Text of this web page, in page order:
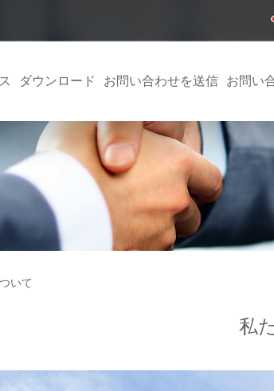
ダウンロード お問い合わせを送信 お問い
いて
私